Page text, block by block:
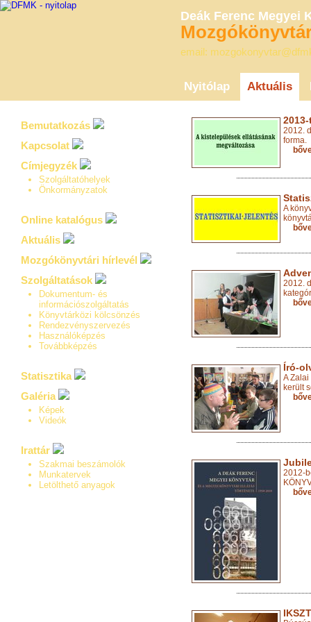
Deák Ferenc Megyei
email:
Nyitólap Aktuális
Bemutatkozás
Kapcsolat
Címjegyzék
Szolgáltatóhelyek
Önkormányzatok
Online katalógus
Aktuális
Mozgókönyvtári hírlevél
Szolgáltatások
Dokumentum- és
információszolgáltatás
Könyvtárközi kölcsönzés
Rendezvényszervezés
Használóképzés
Továbbképzés
Statisztika
Galéria
Képek
Videók
Irattár
Szakmai beszámolók
Munkatervek
Letölthető anyagok
2012.
forma.
A
2012.
Író-
A
került
2012-